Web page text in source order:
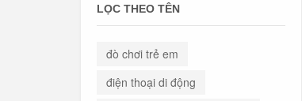
LỌC THEO TÊN
đò chơi trẻ em
điện thoại di động